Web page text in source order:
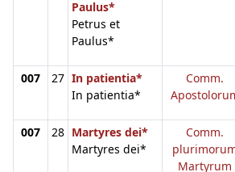
Paulus*
Petrus et
Paulus*
007 27 In patientia*
In patientia*
Comm.
007 28 Martyres dei*
Martyres dei*
Comm.
Martyrum